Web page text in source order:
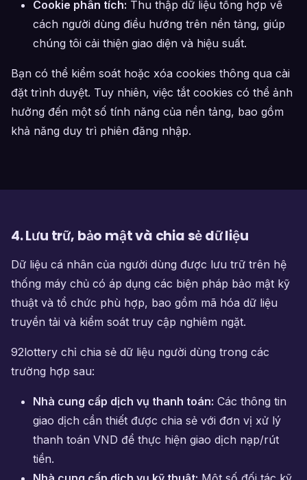
Cookie phân tích: Thu thập dữ liệu tổng hợp về
cách người dùng điều hướng trên nền tảng, giúp
chúng tôi cải thiện giao diện và hiệu suất.
Bạn có thể kiểm soát hoặc xóa cookies thông qua cài
đặt trình duyệt. Tuy nhiên, việc tắt cookies có thể ảnh
hưởng đến một số tính năng của nền tảng, bao gồm
khả năng duy trì phiên đăng nhập.
4. Lưu trữ, bảo mật và chia sẻ dữ liệu
Dữ liệu cá nhân của người dùng được lưu trữ trên hệ
thống máy chủ có áp dụng các biện pháp bảo mật kỹ
thuật và tổ chức phù hợp, bao gồm mã hóa dữ liệu
truyền tải và kiểm soát truy cập nghiêm ngặt.
92lottery chỉ chia sẻ dữ liệu người dùng trong các
trường hợp sau:
Nhà cung cấp dịch vụ thanh toán: Các thông tin
giao dịch cần thiết được chia sẻ với đơn vị xử lý
thanh toán VND để thực hiện giao dịch nạp/rút
tiền.